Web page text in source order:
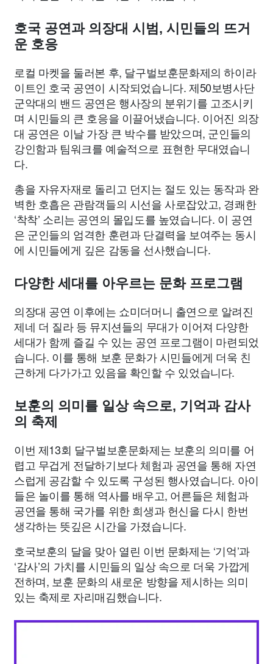
호국 공연과 의장대 시범, 시민들의 뜨거
운 호응
로컬 마켓을 둘러본 후, 달구벌보훈문화제의 하이라
이트인 호국 공연이 시작되었습니다. 제50보병사단
군악대의 밴드 공연은 행사장의 분위기를 고조시키
며 시민들의 큰 호응을 이끌어냈습니다. 이어진 의장
대 공연은 이날 가장 큰 박수를 받았으며, 군인들의
강인함과 팀워크를 예술적으로 표현한 무대였습니
다.
총을 자유자재로 돌리고 던지는 절도 있는 동작과 완
벽한 호흡은 관람객들의 시선을 사로잡았고, 경쾌한
‘착착’ 소리는 공연의 몰입도를 높였습니다. 이 공연
은 군인들의 엄격한 훈련과 단결력을 보여주는 동시
에 시민들에게 깊은 감동을 선사했습니다.
다양한 세대를 아우르는 문화 프로그램
의장대 공연 이후에는 쇼미더머니 출연으로 알려진
제네 더 질라 등 뮤지션들의 무대가 이어져 다양한
세대가 함께 즐길 수 있는 공연 프로그램이 마련되었
습니다. 이를 통해 보훈 문화가 시민들에게 더욱 친
근하게 다가가고 있음을 확인할 수 있었습니다.
보훈의 의미를 일상 속으로, 기억과 감사
의 축제
이번 제13회 달구벌보훈문화제는 보훈의 의미를 어
렵고 무겁게 전달하기보다 체험과 공연을 통해 자연
스럽게 공감할 수 있도록 구성된 행사였습니다. 아이
들은 놀이를 통해 역사를 배우고, 어른들은 체험과
공연을 통해 국가를 위한 희생과 헌신을 다시 한번
생각하는 뜻깊은 시간을 가졌습니다.
호국보훈의 달을 맞아 열린 이번 문화제는 ‘기억’과
‘감사’의 가치를 시민들의 일상 속으로 더욱 가깝게
전하며, 보훈 문화의 새로운 방향을 제시하는 의미
있는 축제로 자리매김했습니다.